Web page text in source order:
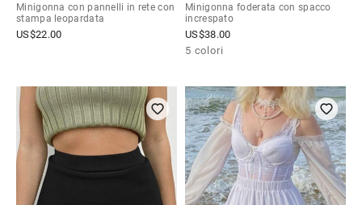
Minigonna con pannelli in rete con
stampa leopardata
US$22.00
Minigonna foderata con spacco
increspato
US$38.00
5 colori